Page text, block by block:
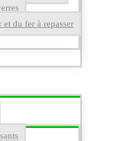
et du fer à repasser